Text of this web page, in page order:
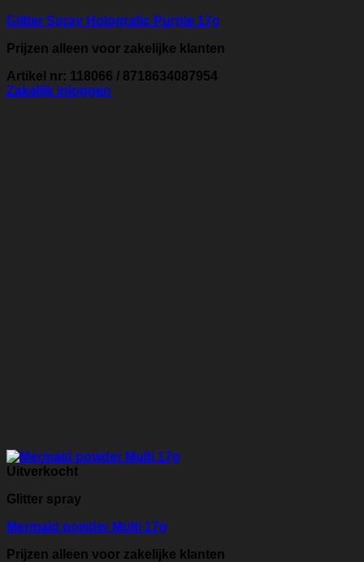
Glitter Spray Holografic Purple 17g
Prijzen alleen voor zakelijke klanten
Artikel nr: 118066 / 8718634087954
Zakelijk inloggen
Uitverkocht
Glitter spray
Mermaid powder Multi 17g
Prijzen alleen voor zakelijke klanten